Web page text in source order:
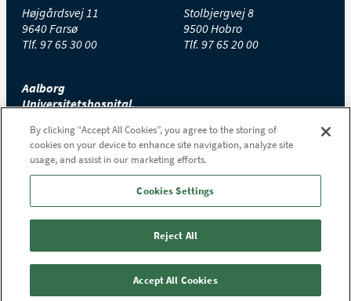
Højgårdsvej 11
9640 Farsø
Tlf. 97 65 30 00
Stolbjergvej 8
9500 Hobro
Tlf. 97 65 20 00
Aalborg
Universitetshospital,
Højtoftevej 2
7700 Thisted
Tlf.97 65 00 00
By clicking “Accept All Cookies”, you agree to the storing of
cookies on your device to enhance site navigation, analyze site
usage, and assist in our marketing efforts.
Cookies Settings
Reject All
Accept All Cookies